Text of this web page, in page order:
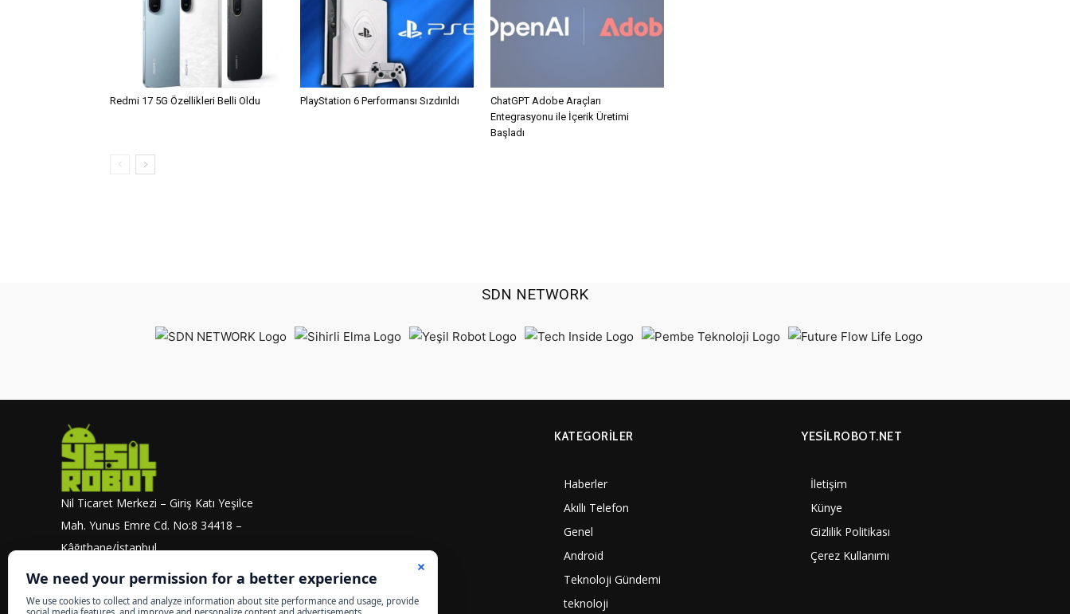
Redmi 17 5G Özellikleri Belli Oldu PlayStation 6 Performansı Sızdırıldı
ChatGPT Adobe Araçları
Entegrasyonu ile İçerik Üretimi
Başladı
SDN NETWORK
Nil Ticaret Merkezi – Giriş Katı Yeşilce
Mah. Yunus Emre Cd. No:8 34418 –
Kâğıthane/İstanbul
KATEGORILER
Haberler
Akıllı Telefon
Genel
Android
Teknoloji Gündemi
teknoloji
YESİLROBOT.NET
İletişim
Künye
Gizlilik Politikası
Çerez Kullanımı